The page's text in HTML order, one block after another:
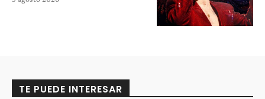
TE PUEDE INTERESAR